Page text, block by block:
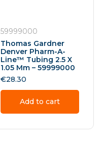
59999000
Thomas Gardner
Denver Pharm-A-
Line™ Tubing 2.5 X
1.05 Mm – 59999000
€28.30
Add to cart